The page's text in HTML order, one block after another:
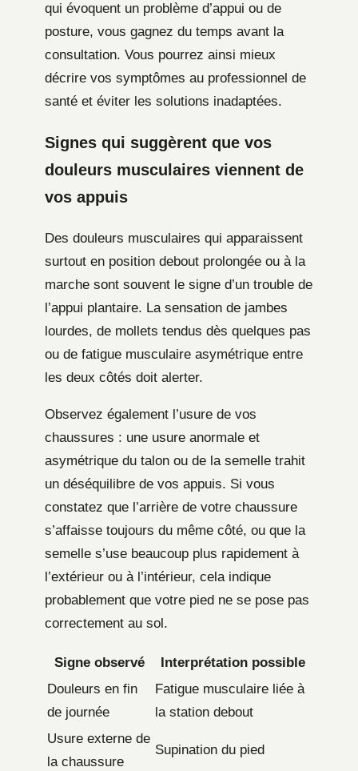
qui évoquent un problème d’appui ou de
posture, vous gagnez du temps avant la
consultation. Vous pourrez ainsi mieux
décrire vos symptômes au professionnel de
santé et éviter les solutions inadaptées.
Signes qui suggèrent que vos
douleurs musculaires viennent de
vos appuis
Des douleurs musculaires qui apparaissent
surtout en position debout prolongée ou à la
marche sont souvent le signe d’un trouble de
l’appui plantaire. La sensation de jambes
lourdes, de mollets tendus dès quelques pas
ou de fatigue musculaire asymétrique entre
les deux côtés doit alerter.
Observez également l’usure de vos
chaussures : une usure anormale et
asymétrique du talon ou de la semelle trahit
un déséquilibre de vos appuis. Si vous
constatez que l’arrière de votre chaussure
s’affaisse toujours du même côté, ou que la
semelle s’use beaucoup plus rapidement à
l’extérieur ou à l’intérieur, cela indique
probablement que votre pied ne se pose pas
correctement au sol.
Signe observé
Interprétation possible
Douleurs en fin
de journée
Fatigue musculaire liée à
la station debout
Usure externe de
la chaussure
Supination du pied